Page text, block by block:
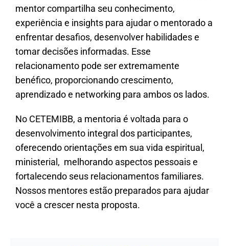
mentor compartilha seu conhecimento,
experiência e insights para ajudar o mentorado a
enfrentar desafios, desenvolver habilidades e
tomar decisões informadas. Esse
relacionamento pode ser extremamente
benéfico, proporcionando crescimento,
aprendizado e networking para ambos os lados.
No CETEMIBB, a mentoria é voltada para o
desenvolvimento integral dos participantes,
oferecendo orientações em sua vida espiritual,
ministerial, melhorando aspectos pessoais e
fortalecendo seus relacionamentos familiares.
Nossos mentores estão preparados para ajudar
você a crescer nesta proposta.